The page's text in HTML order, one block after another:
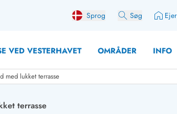
Sprog Søg
VED VESTERHAVET OMRÅDER INFO
med lukket terrasse
terrasse